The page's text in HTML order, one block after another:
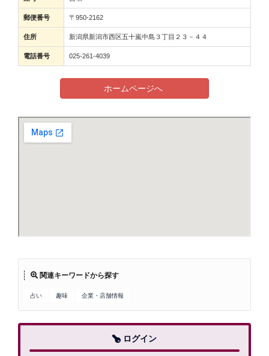
郵便番号 〒950-2162
住所 新潟県新潟市西区五十嵐中島３丁目２３－４４
電話番号 025-261-4039
ホームページへ
関連キーワードから探す
占い 趣味 企業・店舗情報
ログイン